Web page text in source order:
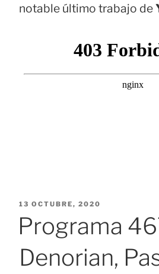
notable último trabajo de
PUBLICADO
13 OCTUBRE, 2020
Programa
Denorian,